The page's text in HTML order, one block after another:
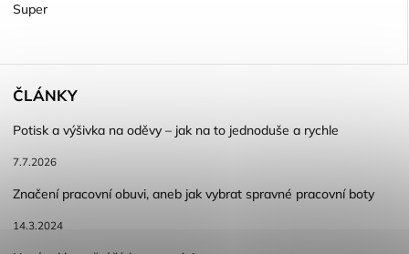
Super
ČLÁNKY
Potisk a výšivka na oděvy – jak na to jednoduše a rychle
7.7.2026
Značení pracovní obuvi, aneb jak vybrat spravné pracovní boty
14.3.2024